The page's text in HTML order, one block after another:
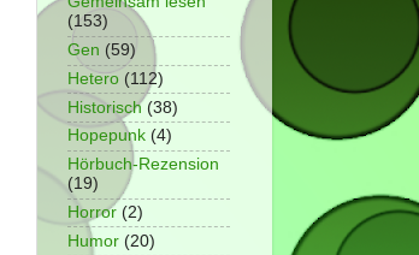
(153)
Gen (59)
Hetero (112)
Historisch (38)
Hopepunk (4)
Hörbuch-Rezension
(19)
Horror (2)
Humor (20)